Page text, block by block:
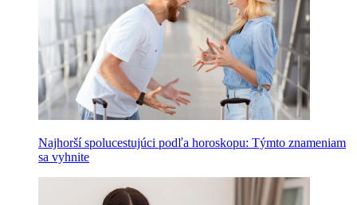
Najhorší spolucestujúci podľa horoskopu: Týmto znameniam
sa vyhnite